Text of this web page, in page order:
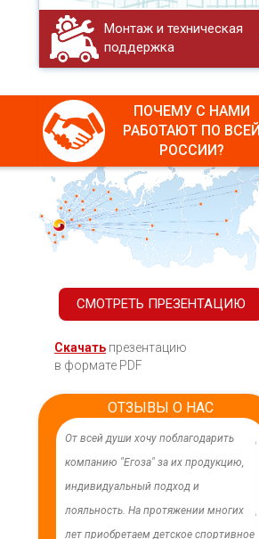
Монтаж и техническая
поддержка
ПОЧЕМУ С НАМИ
РАБОТАЮТ ПО ВСЕЙ
РОССИИ?
СМОТРЕТЬ ПРЕЗЕНТАЦИЮ
Скачать презентацию
в формате PDF
ОТЗЫВЫ О НАС
От всей души хочу поблагодарить
компанию "Егоза" за их продукцию,
индивидуальный подход и
лояльность. На протяжении многих
лет приобретаем детское спортивное